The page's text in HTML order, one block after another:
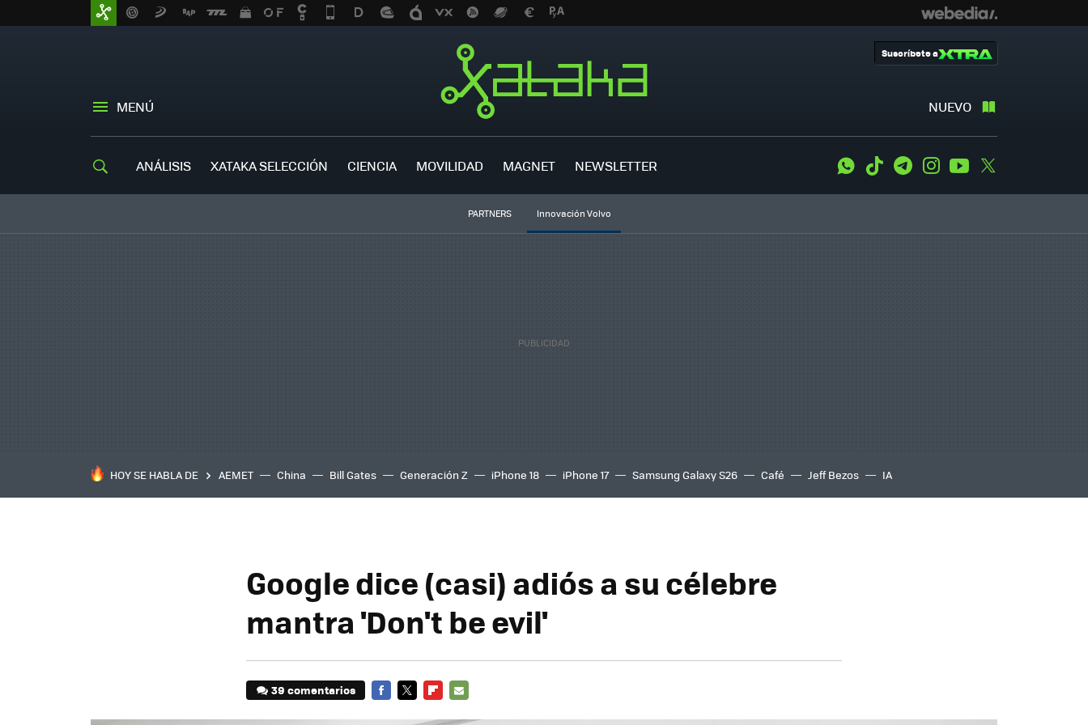
MENÚ NUEVO
Suscríbete a
ANÁLISIS XATAKA SELECCIÓN CIENCIA MOVILIDAD MAGNET NEWSLETTER WhatsApp
Tiktok TelegramInstagramYoutube
PARTNERS Innovación Volvo
HOY SE HABLA DE AEMET China Bill Gates Generación Z iPhone 18 iPhone 17 Samsung Galaxy S26 Café Jeff Bezos IA
Google dice (casi) adiós a su célebre
mantra 'Don't be evil'
39 comentarios